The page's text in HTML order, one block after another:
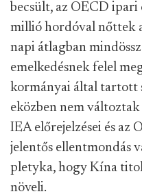
becsült, az OECD ipari
millió hordóval nőttek
napi átlagban
emelkedésnek felel
kormányai által tartott
eközben nem
IEA előrejelzései és az
jelentős ellentmondás
pletyka, hogy Kína
növeli.